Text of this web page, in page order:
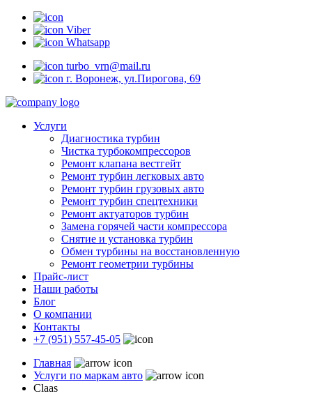
Viber
Whatsapp
turbo_vrn@mail.ru
г. Воронеж, ул.Пирогова, 69
Услуги
Диагностика турбин
Чистка турбокомпрессоров
Ремонт клапана вестгейт
Ремонт турбин легковых авто
Ремонт турбин грузовых авто
Ремонт турбин спецтехники
Ремонт актуаторов турбин
Замена горячей части компрессора
Снятие и установка турбин
Обмен турбины на восстановленную
Ремонт геометрии турбины
Прайс-лист
Наши работы
Блог
О компании
Контакты
+7 (951) 557-45-05
Главная
Услуги по маркам авто
Claas